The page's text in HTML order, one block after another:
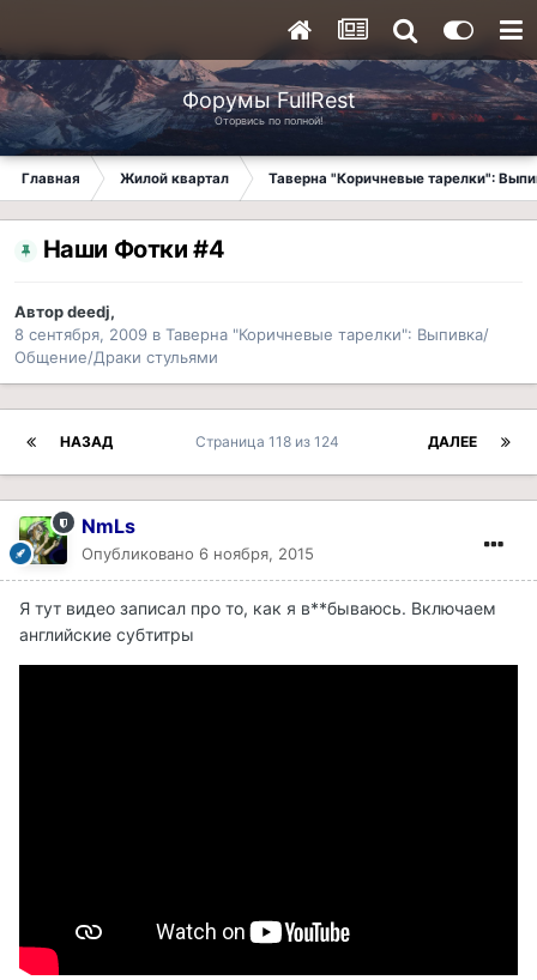
Форумы FullRest
Оторвись по полной!
Главная Жилой квартал Таверна "Коричневые тарелки":
Наши Фотки #4
Авторdeedj,
8 сентября, 2009 в Таверна "Коричневые тарелки": Выпивка/
Общение/Драки стульями
НАЗАД ДАЛЕЕ
Страница 118 из 124
NmLs
Опубликовано 6 ноября, 2015
Я тут видео записал про то, как я в**бываюсь. Включаем
английские субтитры